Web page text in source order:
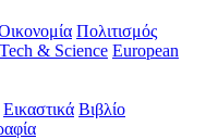
Πολιτισμός
Tech & Science European
Εικαστικά Βιβλίο